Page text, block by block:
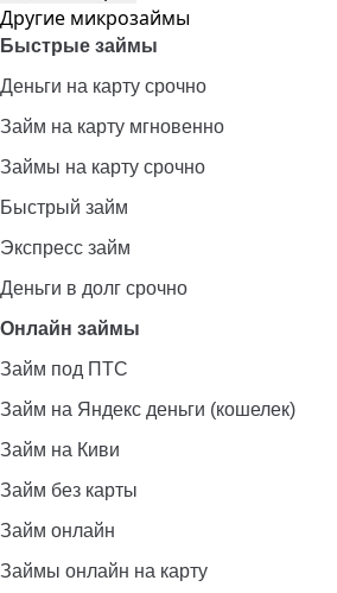
Другие микрозаймы
Быстрые займы
Деньги на карту срочно
Займ на карту мгновенно
Займы на карту срочно
Быстрый займ
Экспресс займ
Деньги в долг срочно
Онлайн займы
Займ под ПТС
Займ на Яндекс деньги (кошелек)
Займ на Киви
Займ без карты
Займ онлайн
Займы онлайн на карту